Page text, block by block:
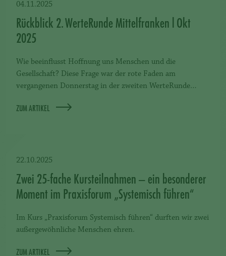
Rückblick 2. WerteRunde Mittelfranken l Okt
2025
Wie beeinflusst Hoffnung uns Menschen und die
Gesellschaft? Diese Frage war der rote Faden am
vergangenen Donnerstag in der zweiten WerteRunde…
ZUM ARTIKEL
04.11.2025
Zwei 25-fache Kursteilnahmen – ein besonderer
Moment im Praxisforum „Systemisch führen“
Im Kurs „Praxisforum Systemisch führen“ durften wir zwei
außergewöhnliche Menschen ehren.
ZUM ARTIKEL
22.10.2025